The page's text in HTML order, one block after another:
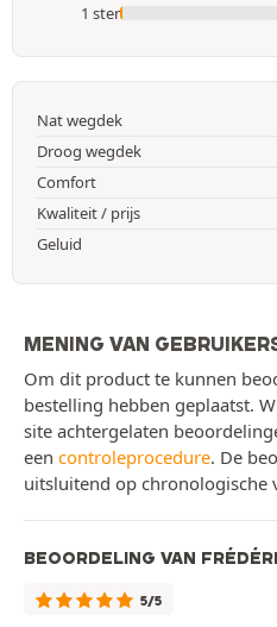
1 ster
Nat wegdek
Droog wegdek
Comfort
Kwaliteit / prijs
Geluid
MENING VAN
Om dit product te kunnen
bestelling hebben geplaatst.
site achtergelaten
een controleprocedure. De
uitsluitend op chronologische
BEOORDELING VAN
5/5